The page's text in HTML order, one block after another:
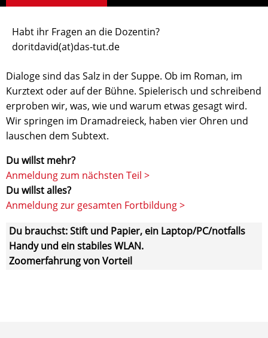
Habt ihr Fragen an die Dozentin?
doritdavid(at)das-tut.de
Dialoge sind das Salz in der Suppe. Ob im Roman, im
Kurztext oder auf der Bühne. Spielerisch und schreibend
erproben wir, was, wie und warum etwas gesagt wird.
Wir springen im Dramadreieck, haben vier Ohren und
lauschen dem Subtext.
Du willst mehr?
Anmeldung zum nächsten Teil >
Du willst alles?
Anmeldung zur gesamten Fortbildung >
Du brauchst: Stift und Papier, ein Laptop/PC/notfalls
Handy und ein stabiles WLAN.
Zoomerfahrung von Vorteil